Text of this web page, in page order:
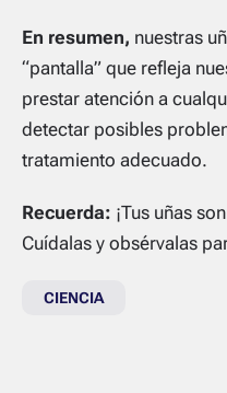
En resumen, nuestras
“pantalla” que refleja
prestar atención a
detectar posibles
tratamiento adecuado.
Recuerda: ¡Tus uñas
Cuídalas y obsérvalas
CIENCIA